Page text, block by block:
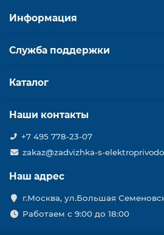
Информация
Служба поддержки
Каталог
Наши контакты
+7 495 778-23-07
zakaz@zadvizhka-s-
Наш адрес
г.Москва, ул.Большая
Работаем с 9:00 до 18:00